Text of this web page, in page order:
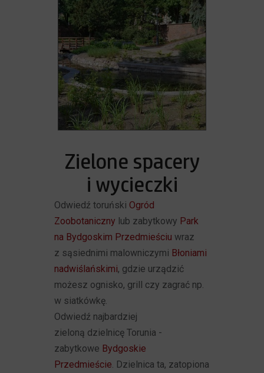
Zielone spacery
i wycieczki
Odwiedź toruński Ogród
Zoobotaniczny lub zabytkowy Park
na Bydgoskim Przedmieściu wraz
z sąsiednimi malowniczymi Błoniami
nadwiślańskimi, gdzie urządzić
możesz ognisko, grill czy zagrać np.
w siatkówkę.
Odwiedź najbardziej
zieloną dzielnicę Torunia -
zabytkowe Bydgoskie
Przedmieście. Dzielnica ta, zatopiona